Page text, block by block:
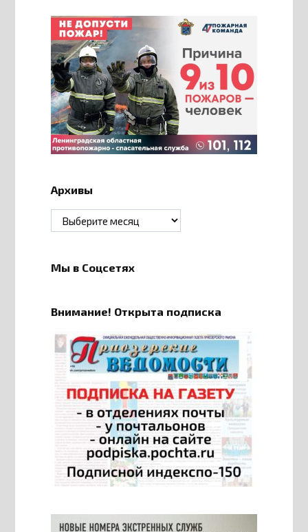
Архивы
Архивы
Мы в Соцсетях
Внимание! Открыта подписка